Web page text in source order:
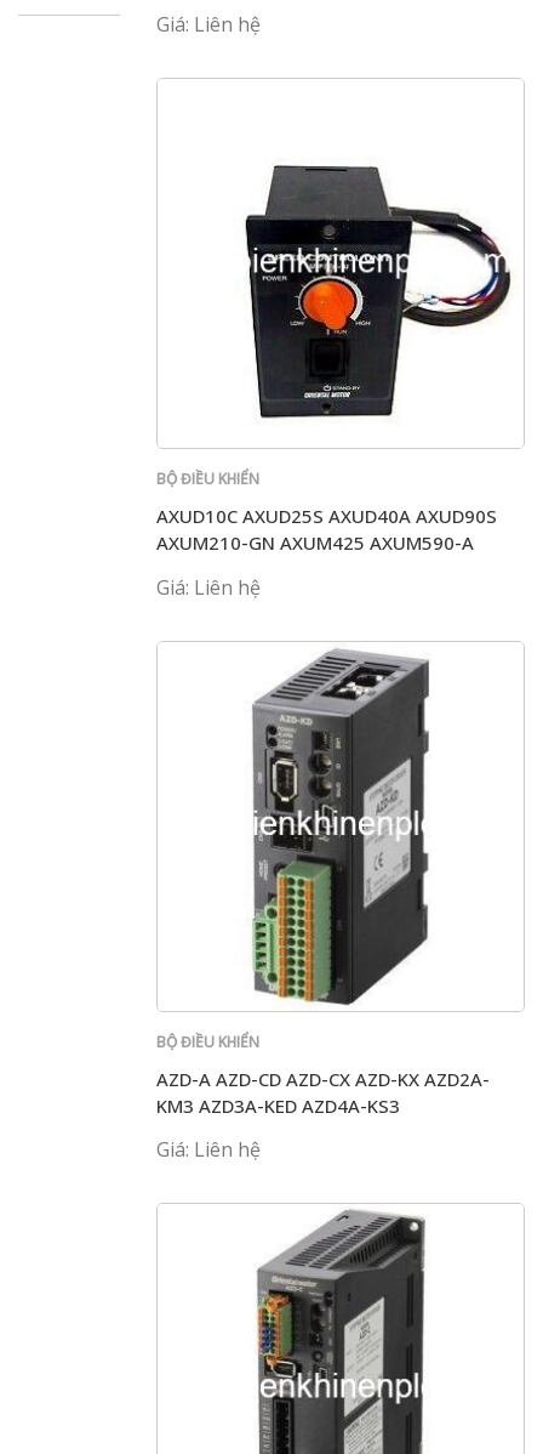
Giá: Liên hệ
BỘ ĐIỀU KHIỂN
AXUD10C AXUD25S AXUD40A AXUD90S
AXUM210-GN AXUM425 AXUM590-A
Giá: Liên hệ
BỘ ĐIỀU KHIỂN
AZD-A AZD-CD AZD-CX AZD-KX AZD2A-
KM3 AZD3A-KED AZD4A-KS3
Giá: Liên hệ